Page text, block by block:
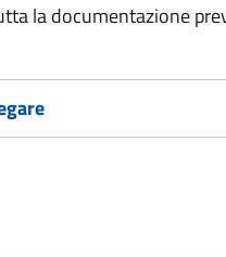
la documentazione